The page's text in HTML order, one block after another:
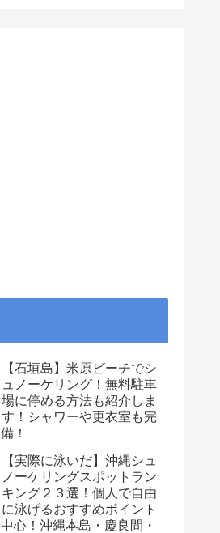
【石垣島】米原ビーチでシ
ュノーケリング！無料駐車
場に停める方法も紹介しま
す！シャワーや更衣室も完
備！
【実際に泳いだ】沖縄シュ
ノーケリングスポットラン
キング２３選！個人で自由
に泳げるおすすめポイント
中心！沖縄本島・慶良間・